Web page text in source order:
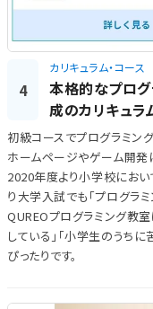
4
カリキュラム・コース
本格的なプロ
成のカリキュラ
初級コースでプログラミン
ホームページやゲーム開発
2020年度より小学校にお
り大学入試でも「プログラ
QUREOプログラミング教
している」「小学生のうち
ぴったりです。